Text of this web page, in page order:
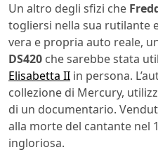
Un altro degli sfizi che
togliersi nella sua rutilante
vera e propria auto reale,
DS420 che sarebbe stata
Elisabetta II in persona.
collezione di Mercury,
di un documentario.
alla morte del cantante nel
ingloriosa.